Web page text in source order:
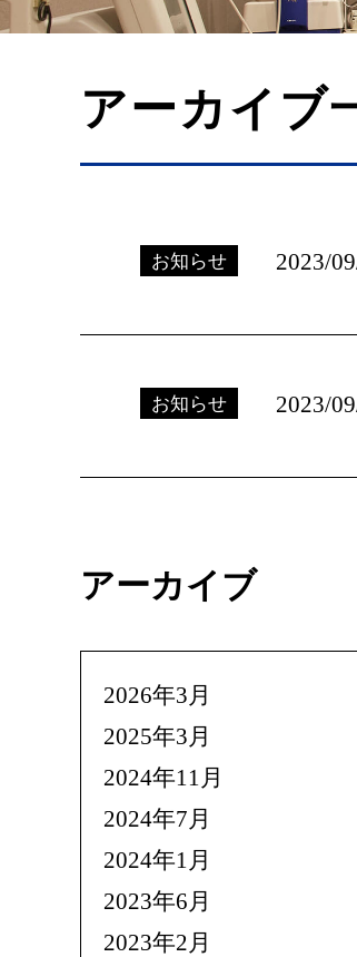
アーカイブ
2023/
お知らせ
2023/
お知らせ
アーカイブ
2026年3月
2025年3月
2024年11月
2024年7月
2024年1月
2023年6月
2023年2月